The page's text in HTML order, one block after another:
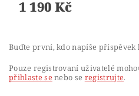
1 190 Kč
Buďte první, kdo napíše příspěvek
Pouze registrovaní uživatelé
přihlaste se nebo se registrujte.